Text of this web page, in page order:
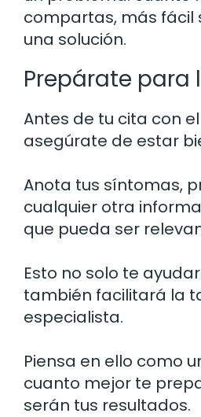
compartas, más fácil
una solución.
Prepárate para
Antes de tu cita con
asegúrate de estar
Anota tus síntomas,
cualquier otra
que pueda ser
Esto no solo te
también facilitará la
especialista.
Piensa en ello como
cuanto mejor te
serán tus resultados.